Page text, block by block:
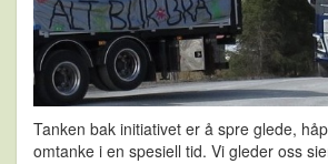
Tanken bak initiativet er å spre glede,
omtanke i en spesiell tid. Vi gleder oss